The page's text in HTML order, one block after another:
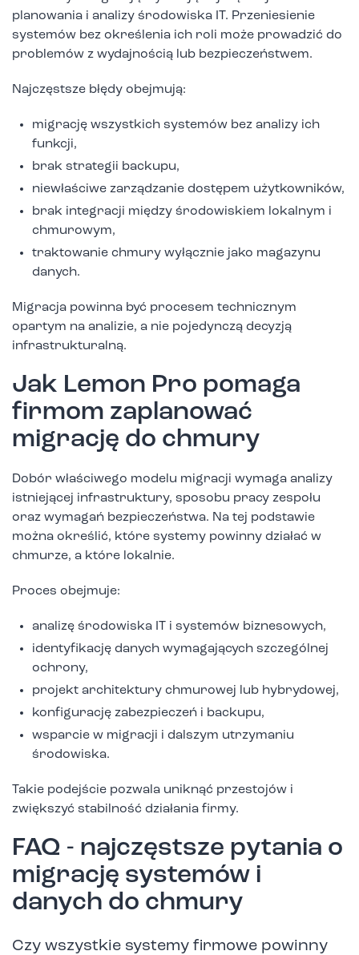
planowania i analizy środowiska IT. Przeniesienie
systemów bez określenia ich roli może prowadzić do
problemów z wydajnością lub bezpieczeństwem.
Najczęstsze błędy obejmują:
migrację wszystkich systemów bez analizy ich
funkcji,
brak strategii backupu,
niewłaściwe zarządzanie dostępem użytkowników,
brak integracji między środowiskiem lokalnym i
chmurowym,
traktowanie chmury wyłącznie jako magazynu
danych.
Migracja powinna być procesem technicznym
opartym na analizie, a nie pojedynczą decyzją
infrastrukturalną.
Jak Lemon Pro pomaga
firmom zaplanować
migrację do chmury
Dobór właściwego modelu migracji wymaga analizy
istniejącej infrastruktury, sposobu pracy zespołu
oraz wymagań bezpieczeństwa. Na tej podstawie
można określić, które systemy powinny działać w
chmurze, a które lokalnie.
Proces obejmuje:
analizę środowiska IT i systemów biznesowych,
identyfikację danych wymagających szczególnej
ochrony,
projekt architektury chmurowej lub hybrydowej,
konfigurację zabezpieczeń i backupu,
wsparcie w migracji i dalszym utrzymaniu
środowiska.
Takie podejście pozwala uniknąć przestojów i
zwiększyć stabilność działania firmy.
FAQ - najczęstsze pytania o
migrację systemów i
danych do chmury
Czy wszystkie systemy firmowe powinny